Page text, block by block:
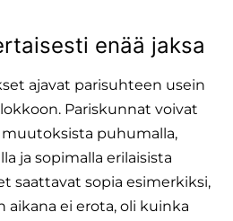
enää jaksa
ajavat parisuhteen usein
Pariskunnat voivat
puhumalla,
ja sopimalla erilaisista
saattavat sopia esimerkiksi,
aikana ei erota, oli kuinka